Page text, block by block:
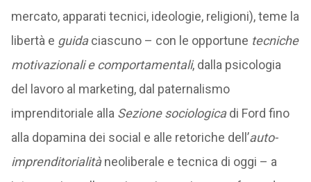
mercato, apparati tecnici, ideologie, religioni), teme la
libertà e guidaciascuno – con le opportune tecniche
motivazionali e comportamentali, dalla psicologia
del lavoro al marketing, dal paternalismo
imprenditoriale alla Sezione sociologicadi Ford fino
alla dopamina dei social e alle retoriche dell’auto-
imprenditorialitàneoliberale e tecnica di oggi – a